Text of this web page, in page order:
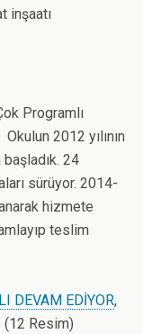
inşaatı
Programlı
2012 yılının
başladık. 24
sürüyor. 2014-
hizmete
teslim
DEVAM EDİYOR,
Resim)